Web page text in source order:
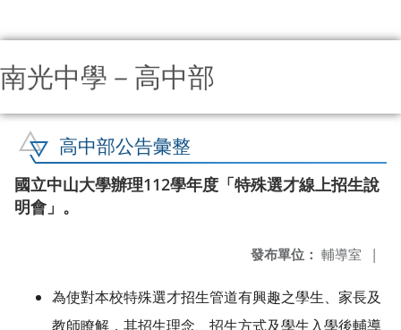
南光中學－高中部
高中部公告彙整
國立中山大學辦理112學年度「特殊選才線上招生說
明會」。
發布單位： 輔導室 |
為使對本校特殊選才招生管道有興趣之學生、家長及
教師瞭解，其招生理念、招生方式及學生入學後輔導